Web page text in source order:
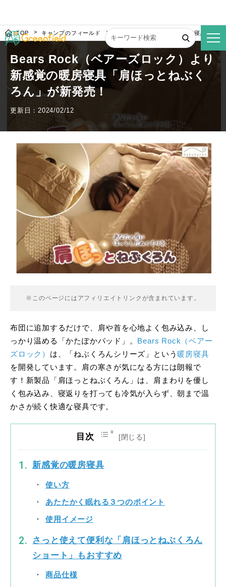
TOP キャンプのフィールド Bears Rockより新感覚の暖房寝具「肩
Bears Rock（ベアーズロック）より
新感覚の暖房寝具「肩ほっとねぶく
ろん」が新発売！
更新日：2024/02/12
※このページにはアフィリエイトリンクが含まれています。
布団に追加するだけで、肩や首を心地よく包み込み、し
っかり温める「かたぽかパッド」。 Bears Rock （ベアー
ズロック） は、「ねぶくろんシリーズ」という 暖房寝具
を開発しています。肩の寒さが気になる方には朗報で
す！新製品「肩ほっとねぶくろん」は、肩まわりを優し
く包み込み、寝返りを打っても冷気が入らず、朝まで温
かさが続く快適な寝具です。
目次
新感覚の暖房寝具
使い方
あたたかく眠れる３つのポイント
使用イメージ
さっと使えて便利な「肩ほっとねぶくろん
ショート」もおすすめ
商品仕様